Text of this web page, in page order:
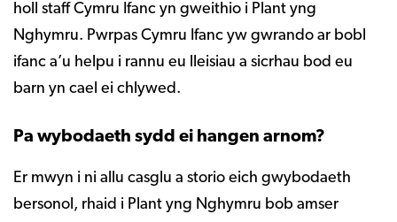
holl staff Cymru Ifanc yn gweithio i Plant yng
Nghymru. Pwrpas Cymru Ifanc yw gwrando ar bobl
ifanc a’u helpu i rannu eu lleisiau a sicrhau bod eu
barn yn cael ei chlywed.
Pa wybodaeth sydd ei hangen arnom?
Er mwyn i ni allu casglu a storio eich gwybodaeth
bersonol, rhaid i Plant yng Nghymru bob amser